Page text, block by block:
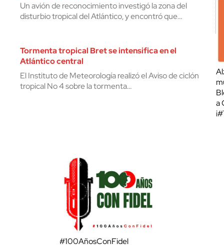
Un avión de reconocimiento investigó la zona del
disturbio tropical del Atlántico, y encontró que…
Tormenta tropical Bret se intensifica en el
Atlántico central
El Instituto de Meteorología realizó el Aviso de ciclón
tropical No 4 sobre la tormenta…
a
#100AñosConFidel